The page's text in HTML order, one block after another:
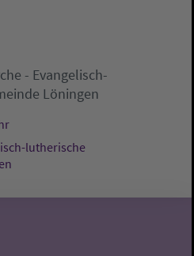
- Evangelisch-
Löningen
lutherische